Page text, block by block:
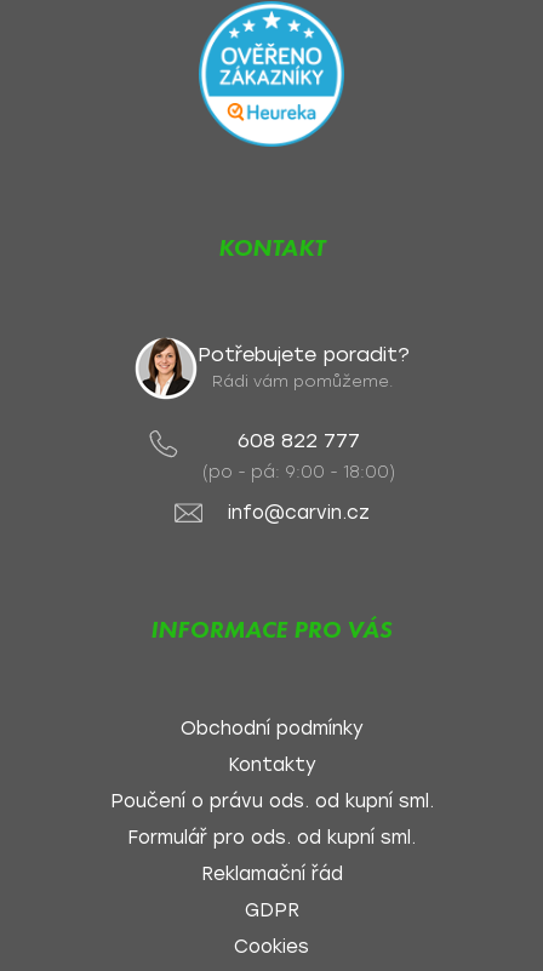
KONTAKT
Potřebujete poradit?
Rádi vám pomůžeme.
608 822 777
(po - pá: 9:00 - 18:00)
info@carvin.cz
INFORMACE PRO VÁS
Obchodní podmínky
Kontakty
Poučení o právu ods. od kupní sml.
Formulář pro ods. od kupní sml.
Reklamační řád
GDPR
Cookies